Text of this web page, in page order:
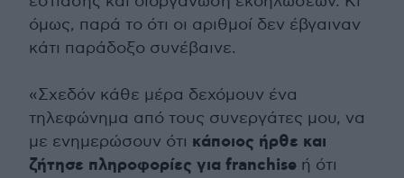
όμως, παρά το ότι οι αριθμοί δεν έβγαιναν
κάτι παράδοξο συνέβαινε.
«Σχεδόν κάθε μέρα δεχόμουν ένα
τηλεφώνημα από τους συνεργάτες μου, να
με ενημερώσουν ότι κάποιος ήρθε και
ζήτησε πληροφορίες για franchise ή ότι